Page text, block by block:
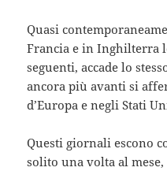
Quasi
Francia e in Inghilterra
seguenti, accade lo
ancora più avanti si
d’Europa e negli Stati
Questi giornali escono
solito una volta al